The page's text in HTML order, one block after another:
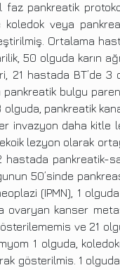
faz pankreatik
veya
Ortalama
50 olguda karın
hastada BT’de
bulgu
pankreatik
daha kitle
lezyon olarak
pankreatik-
50’sinde
(IPMN), 1
kanser
ve 21
1 olguda,
gösterilmis. 1